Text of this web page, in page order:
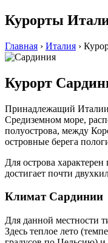
Курорты
Главная › Италия ›
Курорт
Принадлежащий Италии
Средиземном море,
полуострова, между
островные берега
Для острова
достигает почти
Климат Сардинии
Для данной местности
Здесь теплое лето